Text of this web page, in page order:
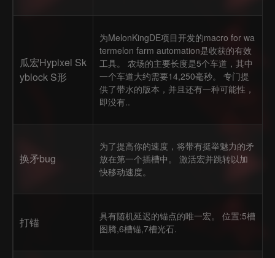
瓜宏Hypixel Sk
yblock S形
为MelonKingDE项目开发的macro for wa
termelon farm automation是收获的有效
工具。 农场的主要长度是5个车道，其中
一个车道大约需要14,250毫秒。 专门提
供了带水的版本，并且还有一种可能性，
即没有..
换矛bug
为了提高你的速度，将带有挺举魅力的矛
放在第一个插槽中。 激活宏并跳转以加
快移动速度。
打锚
具有随机延迟的锚点的唯一宏。 位置:5槽
图腾,6槽锚,7槽光石.